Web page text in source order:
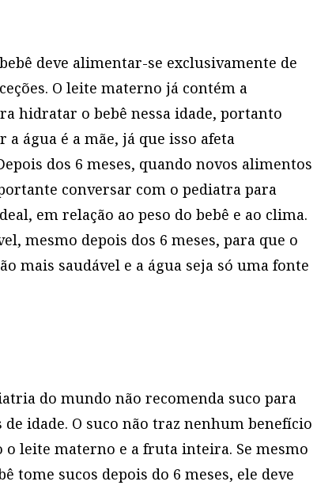
deve alimentar-se exclusivamente de
O leite materno já contém a
hidratar o bebê nessa idade, portanto
água é a mãe, já que isso afeta
dos 6 meses, quando novos alimentos
conversar com o pediatra para
em relação ao peso do bebê e ao clima.
mesmo depois dos 6 meses, para que o
mais saudável e a água seja só uma fonte
do mundo não recomenda suco para
de idade. O suco não traz nenhum benefício
o leite materno e a fruta inteira. Se mesmo
tome sucos depois do 6 meses, ele deve